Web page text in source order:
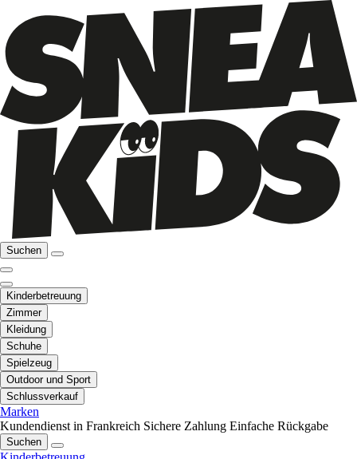
Suchen
Kinderbetreuung
Zimmer
Kleidung
Schuhe
Spielzeug
Outdoor und Sport
Schlussverkauf
Marken
Kundendienst in Frankreich Sichere Zahlung Einfache Rückgabe
Suchen